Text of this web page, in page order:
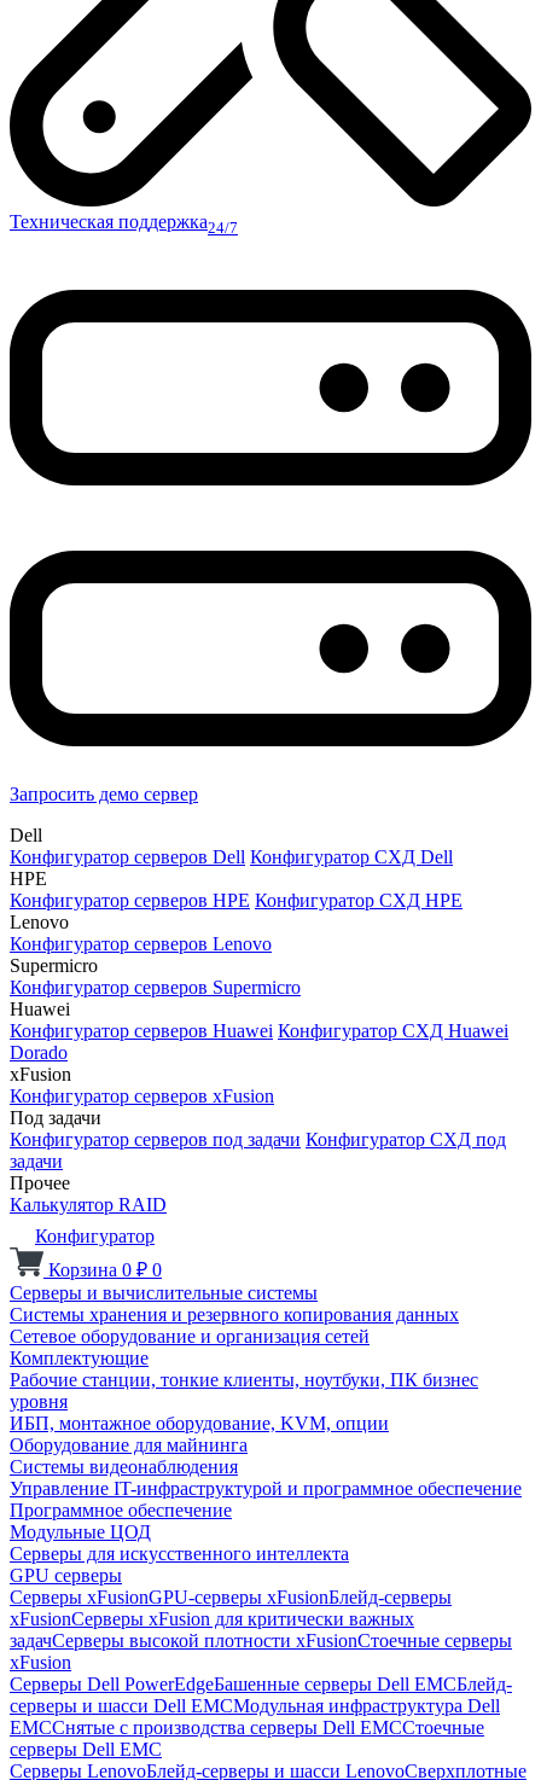
Техническая поддержка24/7
Запросить демо сервер
Dell
Конфигуратор серверов Dell Конфигуратор СХД Dell
HPE
Конфигуратор серверов HPE Конфигуратор СХД HPE
Lenovo
Конфигуратор серверов Lenovo
Supermicro
Конфигуратор серверов Supermicro
Huawei
Конфигуратор серверов Huawei Конфигуратор СХД Huawei
Dorado
xFusion
Конфигуратор серверов xFusion
Под задачи
Конфигуратор серверов под задачи Конфигуратор СХД под
задачи
Прочее
Калькулятор RAID
Конфигуратор
Корзина 0 ₽ 0
Серверы и вычислительные системы
Системы хранения и резервного копирования данных
Сетевое оборудование и организация сетей
Комплектующие
Рабочие станции, тонкие клиенты, ноутбуки, ПК бизнес
уровня
ИБП, монтажное оборудование, KVM, опции
Оборудование для майнинга
Системы видеонаблюдения
Управление IT-инфраструктурой и программное обеспечение
Программное обеспечение
Модульные ЦОД
Серверы для искусственного интеллекта
GPU серверы
Серверы xFusionGPU-серверы xFusionБлейд-серверы
xFusionСерверы xFusion для критически важных
задачСерверы высокой плотности xFusionСтоечные серверы
xFusion
Серверы Dell PowerEdgeБашенные серверы Dell EMCБлейд-
серверы и шасси Dell EMCМодульная инфраструктура Dell
EMCСнятые с производства серверы Dell EMCСтоечные
серверы Dell EMC
Серверы LenovoБлейд-серверы и шасси LenovoСверхплотные